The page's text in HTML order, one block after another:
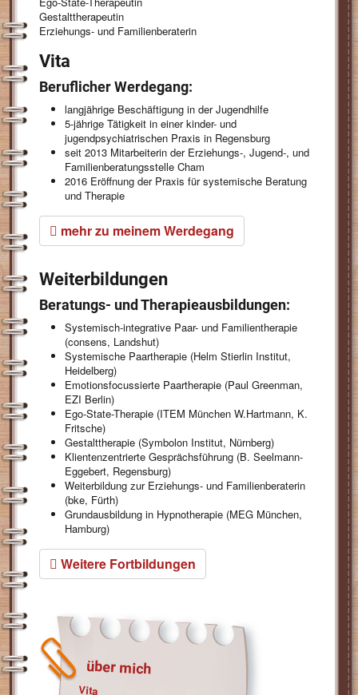
über mich
Vita
Gestalttherapeutin
Erziehungs- und Familienberaterin
Vita
Beruflicher Werdegang:
langjährige Beschäftigung in der Jugendhilfe
5-jährige Tätigkeit in einer kinder- und
jugendpsychiatrischen Praxis in Regensburg
seit 2013 Mitarbeiterin der Erziehungs-, Jugend-, und
Familienberatungsstelle Cham
2016 Eröffnung der Praxis für systemische Beratung
und Therapie
mehr zu meinem Werdegang
Weiterbildungen
Beratungs- und Therapieausbildungen:
Systemisch-integrative Paar- und Familientherapie
(consens, Landshut)
Systemische Paartherapie (Helm Stierlin Institut,
Heidelberg)
Emotionsfocussierte Paartherapie (Paul Greenman,
EZI Berlin)
Ego-State-Therapie (ITEM München W.Hartmann, K.
Fritsche)
Gestalttherapie (Symbolon Institut, Nürnberg)
Klientenzentrierte Gesprächsführung (B. Seelmann-
Eggebert, Regensburg)
Weiterbildung zur Erziehungs- und Familienberaterin
(bke, Fürth)
Grundausbildung in Hypnotherapie (MEG München,
Hamburg)
Weitere Fortbildungen